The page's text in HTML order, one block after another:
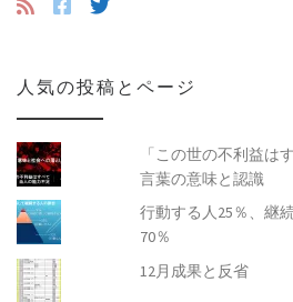
人気の投稿とページ
「この世の不利益は
言葉の意味と認識
行動する人25％、継
70％
12月成果と反省